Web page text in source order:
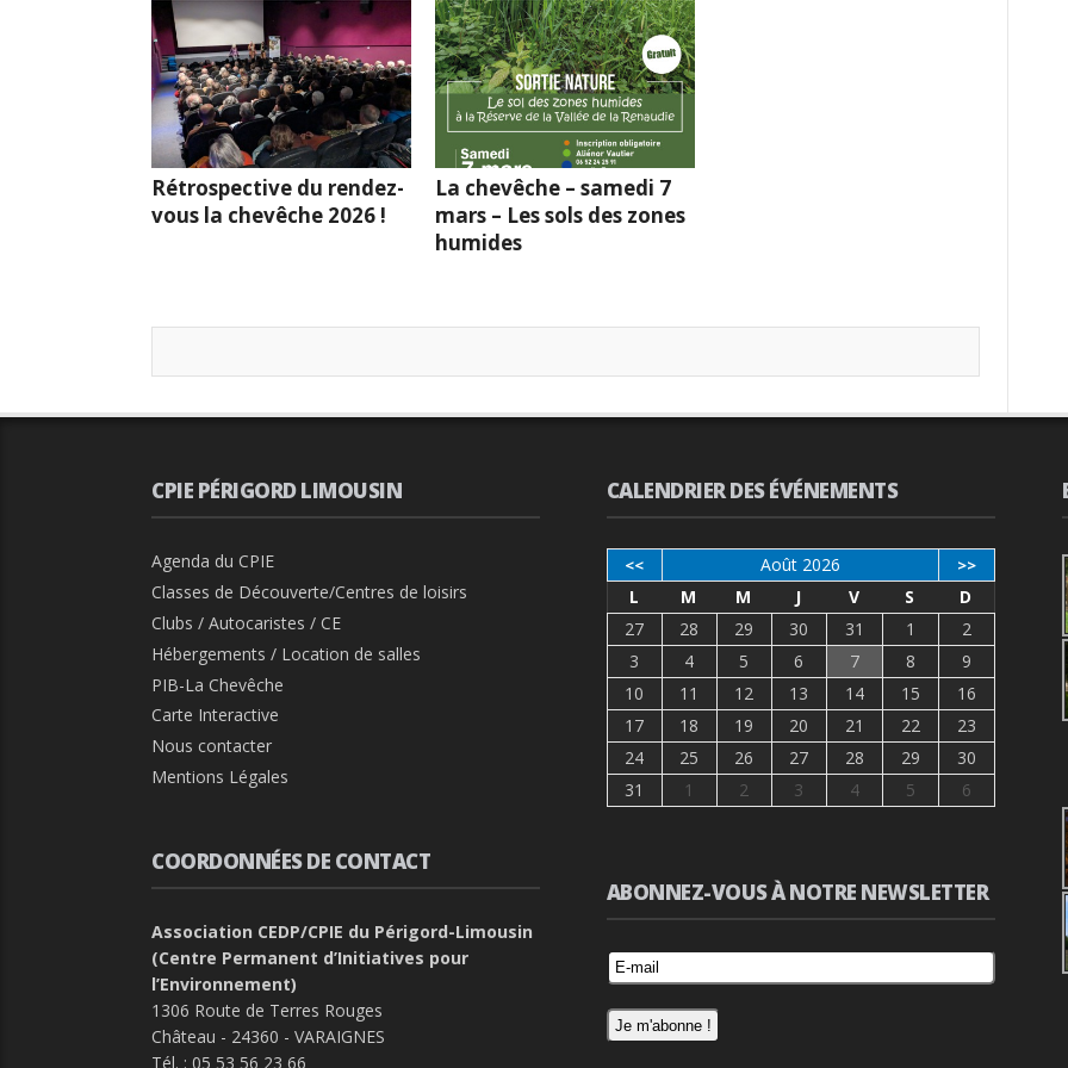
Rétrospective du rendez-
vous la chevêche 2026 !
La chevêche – samedi 7
mars – Les sols des zones
humides
CPIE PÉRIGORD LIMOUSIN
Agenda du CPIE
Classes de Découverte/Centres de loisirs
Clubs / Autocaristes / CE
Hébergements / Location de salles
PIB-La Chevêche
Carte Interactive
Nous contacter
Mentions Légales
COORDONNÉES DE CONTACT
Association CEDP/CPIE du Périgord-Limousin
(Centre Permanent d’Initiatives pour
l’Environnement)
1306 Route de Terres Rouges
Château - 24360 - VARAIGNES
Tél. : 05 53 56 23 66
CALENDRIER DES ÉVÉNEMENTS
<< Août 2026 >>
L M M J V S
D
27
28 29 30 31 1
2
3
4 5 6 7 8
9
10
11 12 13 14 15
16
17
18 19 20 21 22
23
24
25 26 27 28 29
30
31
1 2 3 4 5 6
ABONNEZ-VOUS À NOTRE NEWSLETTER